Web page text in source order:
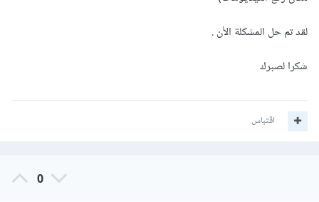
لقد تم حل المشكلة الأن .
شكرا لصبرك
اقتباس
0